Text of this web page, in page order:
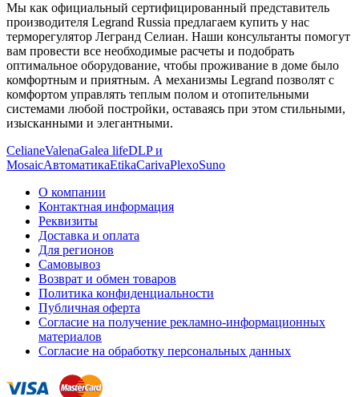
Мы как официальный сертифицированный представитель
производителя Legrand Russia предлагаем купить у нас
терморегулятор Легранд Селиан. Наши консультанты помогут
вам провести все необходимые расчеты и подобрать
оптимальное оборудование, чтобы проживание в доме было
комфортным и приятным. А механизмы Legrand позволят с
комфортом управлять теплым полом и отопительными
системами любой постройки, оставаясь при этом стильными,
изысканными и элегантными.
CelianeValenaGalea lifeDLP и
MosaicАвтоматикаEtikaCarivaPlexoSuno
О компании
Контактная информация
Реквизиты
Доставка и оплата
Для регионов
Самовывоз
Возврат и обмен товаров
Политика конфиденциальности
Публичная оферта
Согласие на получение рекламно-информационных
материалов
Согласие на обработку персональных данных